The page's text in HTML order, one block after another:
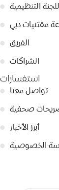
● التنظيمية
● مقتنيات دبي
● الفريق
● الشراكات
استفسارات
● تواصل معنا
● صحفية
●
أبرز الأخبار
● الخصوصية